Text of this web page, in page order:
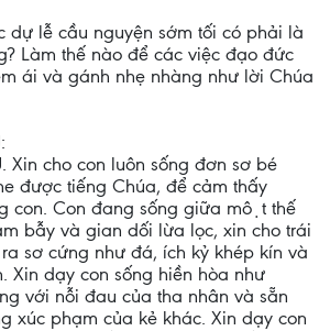
dự lễ cầu nguyện sớm tối có phải là
Làm thế nào để các việc đạo đức
ái và gánh nhẹ nhàng như lời Chúa
Xin cho con luôn sống đơn sơ bé
được tiếng Chúa, để cảm thấy
con. Con đang sống giữa một thế
bẫy và gian dối lừa lọc, xin cho trái
sơ cứng như đá, ích kỷ khép kín và
Xin dạy con sống hiền hòa như
với nỗi đau của tha nhân và sẵn
xúc phạm của kẻ khác. Xin dạy con